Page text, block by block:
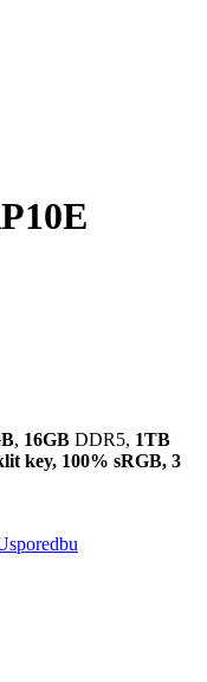
, 16GB DDR5, 1TB
key, 100% sRGB, 3